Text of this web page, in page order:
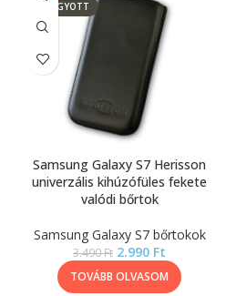
ELFOGYOTT
Samsung Galaxy S7 Herisson
univerzális kihúzófüles fekete
valódi bőrtok
Samsung Galaxy S7 bőrtokok
3.490Ft 2.990 Ft
TOVÁBB OLVASOM